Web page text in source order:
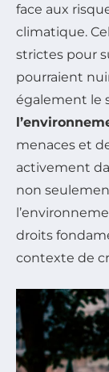
face aux
climatique.
strictes pour
pourraient
également le
menaces et
activement
non
droits
contexte de